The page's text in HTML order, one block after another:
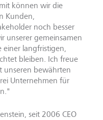
können wir die
Kunden,
noch besser
unserer gemeinsamen
langfristigen,
bleiben. Ich freue
unseren bewährten
Unternehmen für
seit 2006 CEO